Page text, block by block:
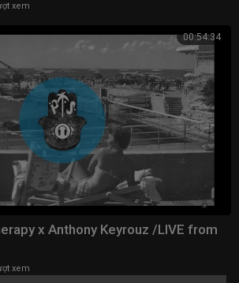
xem
00:54:34
x Anthony Keyrouz /LIVE from
xem